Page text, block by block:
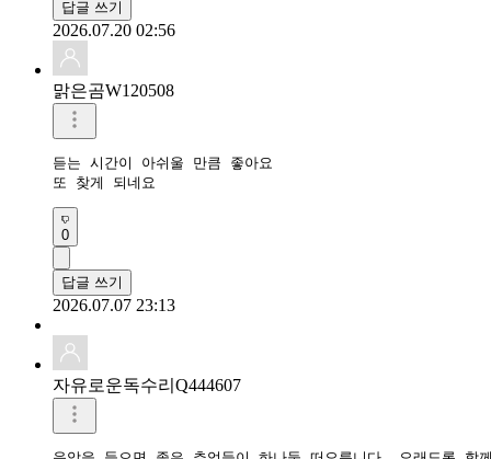
답글 쓰기
2026.07.20 02:56
맑은곰W120508
듣는 시간이 아쉬울 만큼 좋아요
또 찾게 되네요
0
답글 쓰기
2026.07.07 23:13
자유로운독수리Q444607